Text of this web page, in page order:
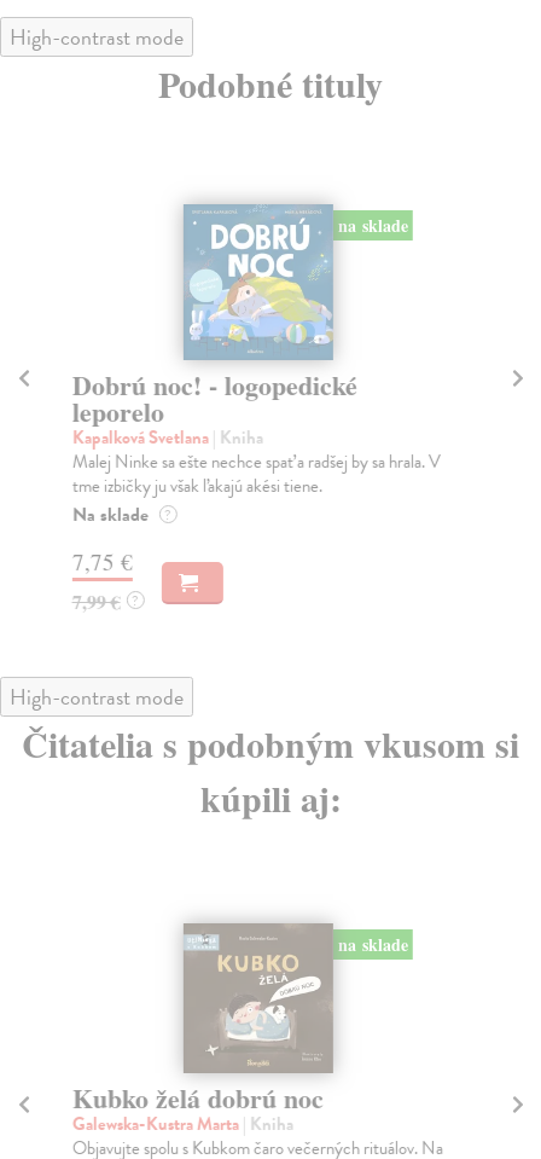
High-contrast mode
Podobné tituly
na sklade
Dobrú noc! - logopedické
leporelo
Kapalková Svetlana| Kniha
Malej Ninke sa ešte nechce spať a radšej by sa hrala. V
tme izbičky ju však ľakajú akési tiene.
Na sklade ?
7,75 €
7,99 € ?
High-contrast mode
Čitatelia s podobným vkusom si
kúpili aj:
na sklade
Kubko želá dobrú noc
Galewska-Kustra Marta| Kniha
Objavujte spolu s Kubkom čaro večerných rituálov. Na